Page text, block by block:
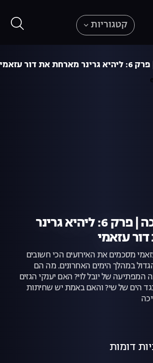
קטגוריות
דור עזאמי
מסיבת בריכה | פרק 6: ליהיא גרינר
עזאמי
מסכמים את האירועים הכי חשובים
במהלך הימים האחרונים. מה הם
של יובל לוי? האם יענקי הגזים
הים של שי? והאם באמת יש שחיתות
דומות